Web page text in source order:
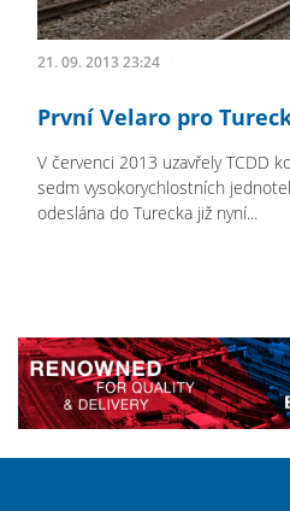
21. 09. 2013 23:24
První Velaro pro
V červenci 2013 uzavřely TCDD
sedm vysokorychlostních
odeslána do Turecka již nyní...